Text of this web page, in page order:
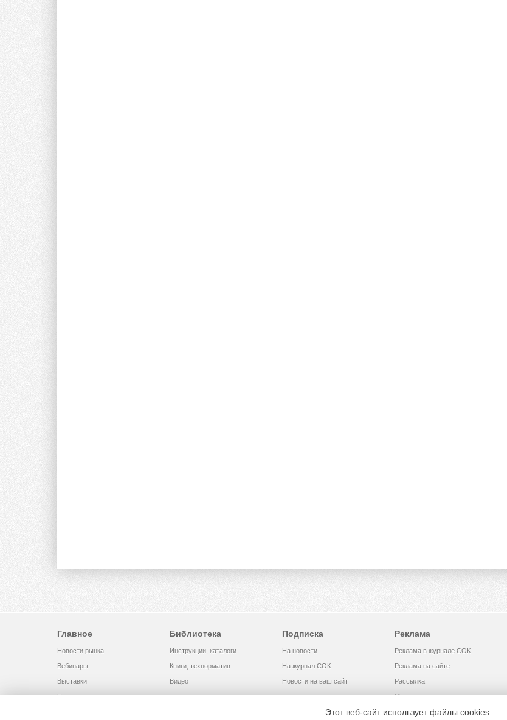
Главное
Новости рынка
Вебинары
Выставки
Помощь
Библиотека
Инструкции, каталоги
Книги, технорматив
Видео
Подписка
На новости
На журнал СОК
Новости на ваш сайт
Реклама
Реклама в журнале СОК
Реклама на сайте
Рассылка
Медиакит
Этот веб-сайт использует файлы cookies.